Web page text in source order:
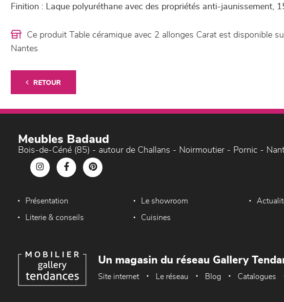
Finition : Laque polyuréthane avec des propriétés anti-jaunissement,
Ce produit Table céramique avec 2 allonges Carat est disponible
Nantes
RETOUR
Meubles Badaud
Bois-de-Céné (85) - autour de Challans - Noirmoutier - Pornic -
Présentation Le showroom
Literie & conseils Cuisines
Un magasin du réseau Gallery
Site internet Le réseau Blog Catalogues